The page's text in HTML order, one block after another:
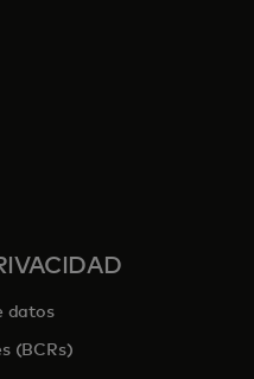
en una pestaña nueva
datos
(BCRs)